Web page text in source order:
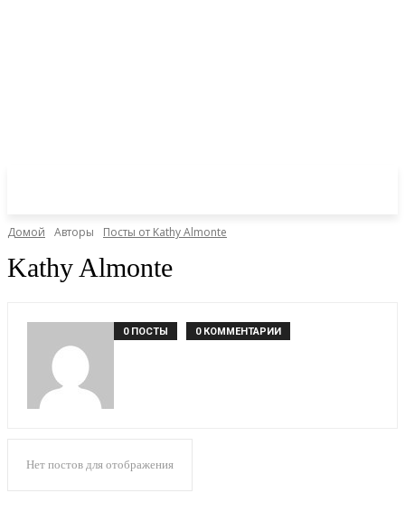
Домой Авторы Посты от Kathy Almonte
Kathy Almonte
0 ПОСТЫ 0 КОММЕНТАРИИ
Нет постов для отображения